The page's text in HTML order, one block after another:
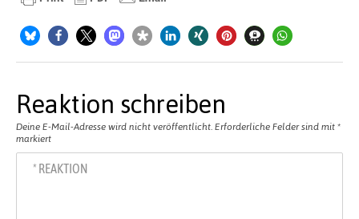
Reaktion schreiben
Deine E-Mail-Adresse wird nicht veröffentlicht. Erforderliche Felder sind mit *
markiert